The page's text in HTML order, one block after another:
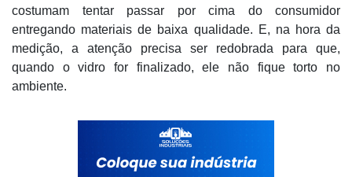
costumam tentar passar por cima do consumidor
entregando materiais de baixa qualidade. E, na hora da
medição, a atenção precisa ser redobrada para que,
quando o vidro for finalizado, ele não fique torto no
ambiente.